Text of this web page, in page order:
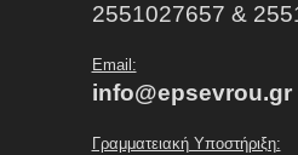
2551027657 &
Email:
info@epsevrou.gr
Γραμματειακή Υποστήριξη: